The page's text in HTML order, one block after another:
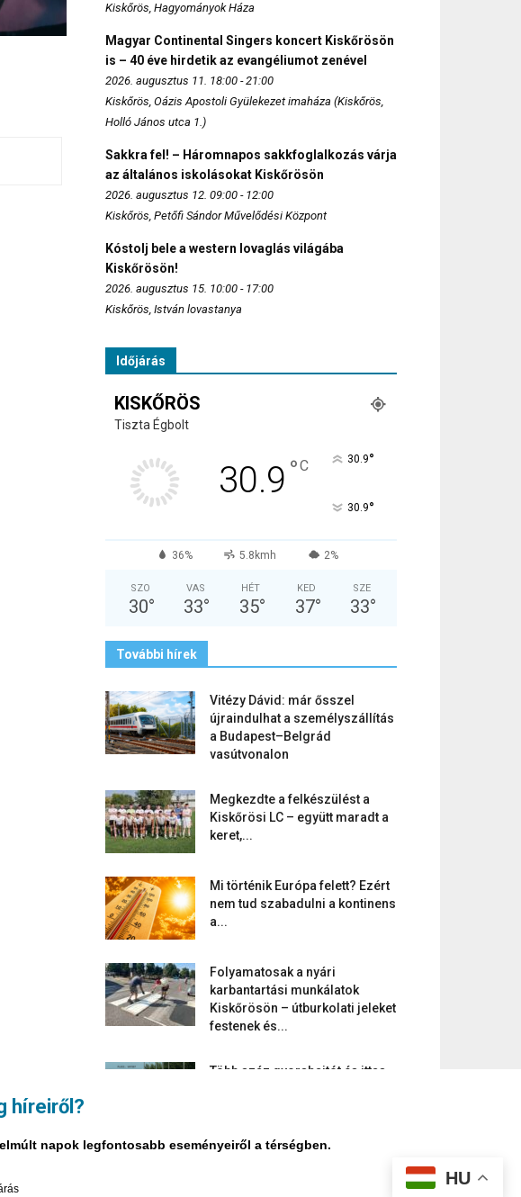
híreiről?
napok legfontosabb eseményeiről a térségben.
Kiskőrös, Hagyományok Háza
Magyar Continental Singers koncert Kiskőrösön
is – 40 éve hirdetik az evangéliumot zenével
2026. augusztus 11. 18:00 - 21:00
Kiskőrös, Oázis Apostoli Gyülekezet imaháza (Kiskőrös,
Holló János utca 1.)
Sakkra fel! – Háromnapos sakkfoglalkozás várja
az általános iskolásokat Kiskőrösön
2026. augusztus 12. 09:00 - 12:00
Kiskőrös, Petőfi Sándor Művelődési Központ
Kóstolj bele a western lovaglás világába
Kiskőrösön!
2026. augusztus 15. 10:00 - 17:00
Kiskőrös, István lovastanya
Időjárás
KISKŐRÖS
Tiszta Égbolt
30.9 °C 30.9°
30.9°
36% 5.8kmh 2%
SZO
30°
VAS
33°
HÉT
35°
KED
37°
SZE
33°
További hírek
Vitézy Dávid: már ősszel
újraindulhat a személyszállítás
a Budapest–Belgrád
vasútvonalon
Megkezdte a felkészülést a
Kiskőrösi LC – együtt maradt a
keret,...
Mi történik Európa felett? Ezért
nem tud szabadulni a kontinens
a...
Folyamatosak a nyári
karbantartási munkálatok
Kiskőrösön – útburkolati jeleket
festenek és...
Több száz gyorshajtót és ittas
HU